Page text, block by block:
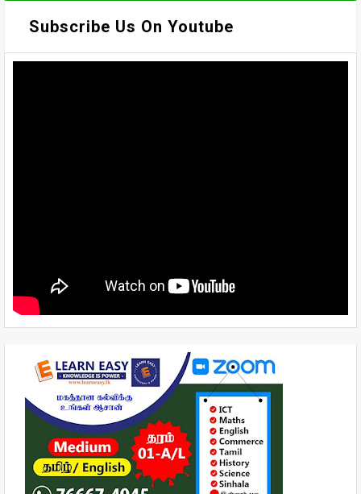
Subscribe Us On Youtube